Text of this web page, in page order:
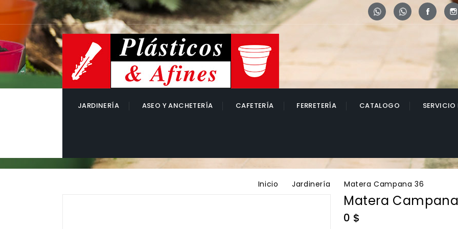
WhatsappWhatsapp
JARDINERÍA ASEO Y ANCHETERÍA CAFETERÍA FERRETERÍA CATALOGO
Inicio Jardinería Matera Campana 36
Matera
0 $